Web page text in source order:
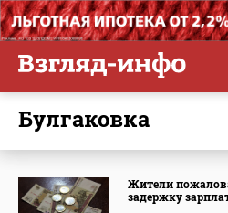
Булгаковка
Жители
задержку